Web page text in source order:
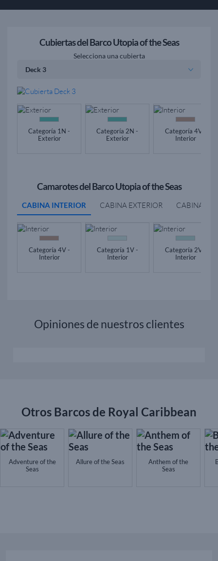
Cubiertas del Barco Utopia of the Seas
Selecciona una cubierta
Categoría 1N -
Exterior
Categoría 2N -
Exterior
Categoría 4V -
Interior
Camarotes del Barco Utopia of the Seas
CABINA INTERIOR CABINA EXTERIOR CABINA
Categoría 4V -
Interior
Categoría 1V -
Interior
Categoría 2V -
Interior
Opiniones de nuestros clientes
Otros Barcos de Royal Caribbean
Adventure of the
Seas
Allure of the Seas
Anthem of the
Seas